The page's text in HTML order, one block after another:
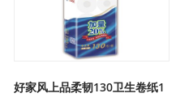
好家风上品柔韧130卫生卷纸1